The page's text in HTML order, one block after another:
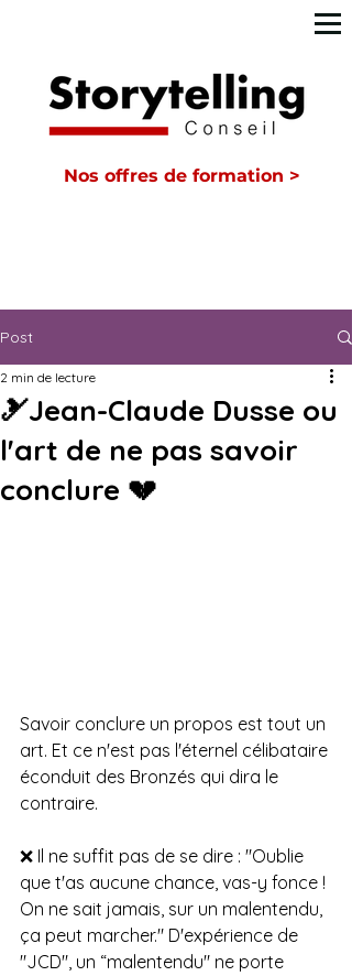
Nos offres de formation >
Post
🎿Jean-Claude Dusse ou
l'art de ne pas savoir
conclure 💔
2 min de lecture
Savoir conclure un propos est tout un
art. Et ce n'est pas l'éternel célibataire
éconduit des Bronzés qui dira le
contraire.
❌ Il ne suffit pas de se dire : "Oublie
que t'as aucune chance, vas-y fonce !
On ne sait jamais, sur un malentendu,
ça peut marcher." D'expérience de
"JCD", un “malentendu" ne porte